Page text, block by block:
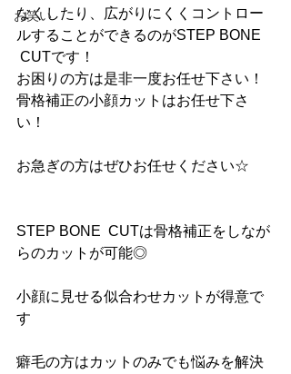
お笑い
なくしたり、広がりにくくコントロー
ルすることができるのがSTEP BONE
CUTです！
お困りの方は是非一度お任せ下さい！
骨格補正の小顔カットはお任せ下さ
い！
お急ぎの方はぜひお任せください☆
STEP BONE  CUTは骨格補正をしなが
らのカットが可能◎
小顔に見せる似合わせカットが得意で
す
癖毛の方はカットのみでも悩みを解決